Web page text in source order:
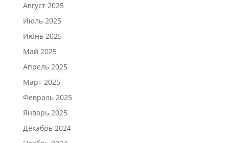
Август 2025
Июль 2025
Июнь 2025
Май 2025
Апрель 2025
Март 2025
Февраль 2025
Январь 2025
Декабрь 2024